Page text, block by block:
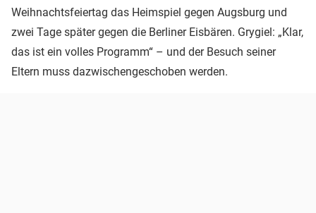
Weihnachtsfeiertag das Heimspiel gegen Augsburg und
zwei Tage später gegen die Berliner Eisbären. Grygiel: „Klar,
das ist ein volles Programm“ – und der Besuch seiner
Eltern muss dazwischengeschoben werden.